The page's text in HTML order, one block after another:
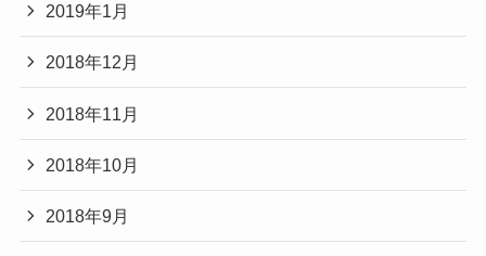
2019年1月
2018年12月
2018年11月
2018年10月
2018年9月